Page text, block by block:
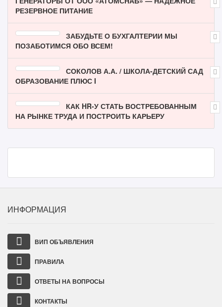
РЕЗЕРВНОЕ ПИТАНИЕ
ЗАБУДЬТЕ О БУХГАЛТЕРИИ МЫ
ПОЗАБОТИМСЯ ОБО ВСЕМ!
СОКОЛОВ А.А. / ШКОЛА-ДЕТСКИЙ САД
ОБРАЗОВАНИЕ ПЛЮС I
КАК HR-У СТАТЬ ВОСТРЕБОВАННЫМ
НА РЫНКЕ ТРУДА И ПОСТРОИТЬ КАРЬЕРУ
ИНФОРМАЦИЯ
ВИП ОБЪЯВЛЕНИЯ
ПРАВИЛА
ОТВЕТЫ НА ВОПРОСЫ
КОНТАКТЫ